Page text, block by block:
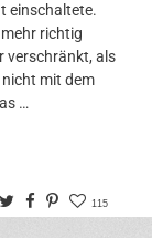
einschaltete.
richtig
verschränkt, als
mit dem
…
TwitterFacebook
Pinterest
115